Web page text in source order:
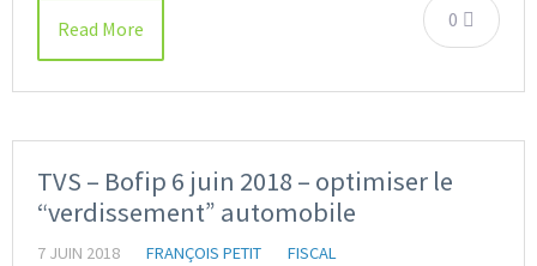
0
Read More
TVS – Bofip 6 juin 2018 – optimiser le
“verdissement” automobile
7 JUIN 2018 FRANÇOIS PETIT FISCAL